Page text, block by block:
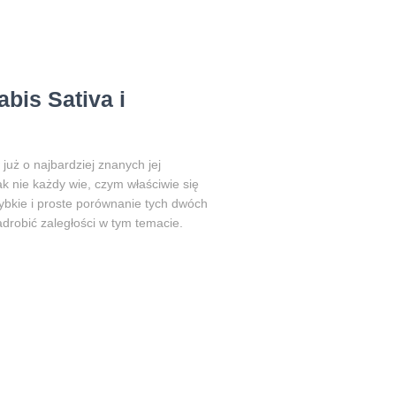
Sativa i
już o najbardziej znanych jej
nie każdy wie, czym właściwie się
i proste porównanie tych dwóch
zaległości w tym temacie.